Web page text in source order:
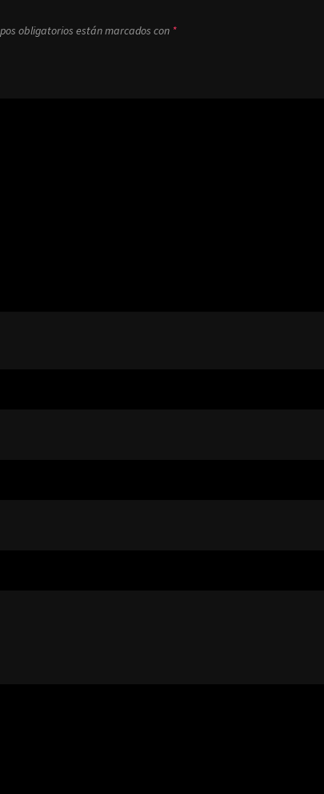
obligatorios están marcados con *